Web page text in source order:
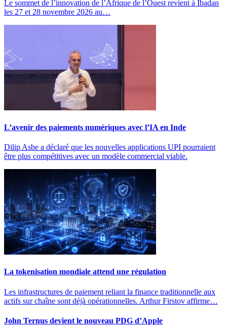
Le sommet de l’innovation de l’Afrique de l’Ouest revient à Ibadan
les 27 et 28 novembre 2026 au…
L’avenir des paiements numériques avec l’IA en Inde
Dilip Asbe a déclaré que les nouvelles applications UPI pourraient
être plus compétitives avec un modèle commercial viable.
La tokenisation mondiale attend une régulation
Les infrastructures de paiement reliant la finance traditionnelle aux
actifs sur chaîne sont déjà opérationnelles. Arthur Firstov affirme…
John Ternus devient le nouveau PDG d’Apple